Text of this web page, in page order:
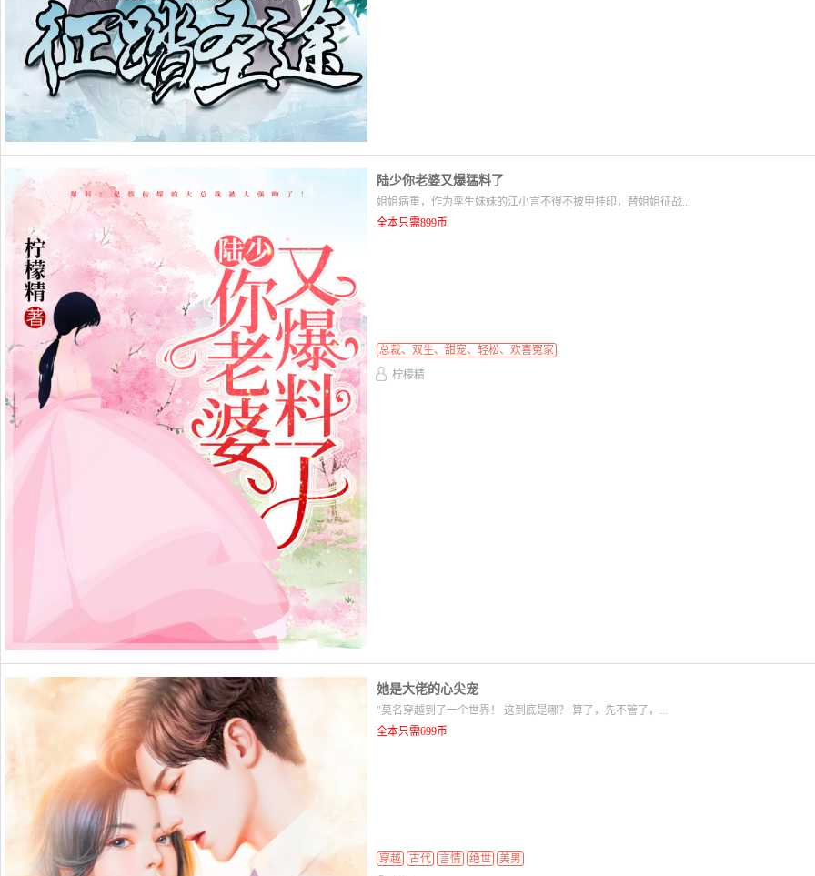
陆少你老婆又爆猛料了
姐姐病重，作为孪生妹妹的江小言不得不披甲挂印，替姐姐征战...
全本只需899币
总裁、双生、甜宠、轻松、欢喜冤家
柠檬精
她是大佬的心尖宠
"莫名穿越到了一个世界！ 这到底是哪？ 算了，先不管了，...
全本只需699币
穿越 古代 言情 绝世
美男